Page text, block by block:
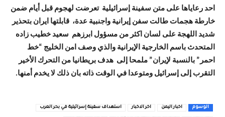
احد رعاياها على متن سفينة إسرائيلية تعرضت لهجوم قبل أيام ضمن
خارطة هجمات طالت سفن إيرانية واجنبية عدة، قابلتها ايران بتحذير
شديد اللهجة على لسان اكثر من مسؤول ابرزهم سعيد خطيب زاده
المتحدث باسم الخارجية الإيرانية والذي وصف امن الخليج “خط
احمر” بالنسبة لإيران” ملمحا إلى هدف بريطانيا من التحرك الأخير
التقرب إلى إسرائيل ومتوعدا في الوقت ذاته بان ذلك لا يخدم أمنها.
الوسوم اخبار اليمن اخر الاخبار استهداف سفينة إسرائيلية في بحر العرب